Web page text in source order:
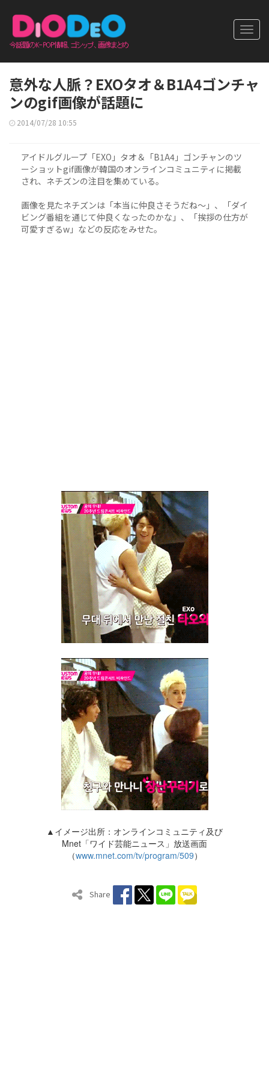
意外な人脈？EXOタオ＆B1A4ゴンチャ
ンのgif画像が話題に
2014/07/28 10:55
アイドルグループ「EXO」タオ＆「B1A4」ゴンチャンのツ
ーショットgif画像が韓国のオンラインコミュニティに掲載
され、ネチズンの注目を集めている。
画像を見たネチズンは「本当に仲良さそうだね～」、「ダイ
ビング番組を通じて仲良くなったのかな」、「挨拶の仕方が
可愛すぎるw」などの反応をみせた。
▲イメージ出所：オンラインコミュニティ及び
Mnet「ワイド芸能ニュース」放送画面
（www.mnet.com/tv/program/509）
Share